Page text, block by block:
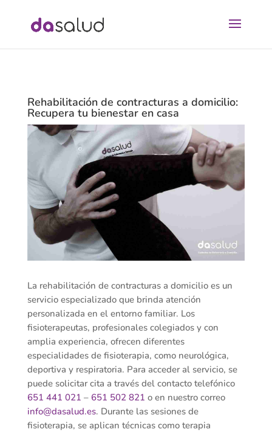
Rehabilitación de contracturas a domicilio:
Recupera tu bienestar en casa
La rehabilitación de contracturas a domicilio es un
servicio especializado que brinda atención
personalizada en el entorno familiar. Los
fisioterapeutas, profesionales colegiados y con
amplia experiencia, ofrecen diferentes
especialidades de fisioterapia, como neurológica,
deportiva y respiratoria. Para acceder al servicio, se
puede solicitar cita a través del contacto telefónico
651 441 021 – 651 502 821 o en nuestro correo
info@dasalud.es. Durante las sesiones de
fisioterapia, se aplican técnicas como terapia